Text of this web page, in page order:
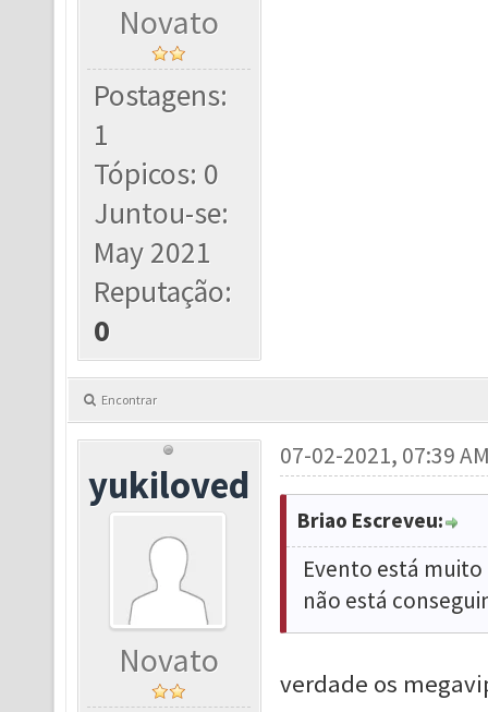
Novato
Postagens:
1
Tópicos: 0
Juntou-se:
May 2021
Reputação:
0
Encontrar
yukiloved
Novato
07-02-2021, 07:39
Briao Escreveu:
Evento está
não está
verdade os